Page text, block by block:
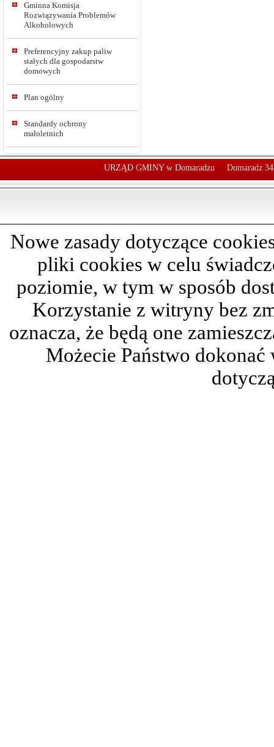
Gminna Komisja
Rozwiązywania Problemów
Alkoholowych
Preferencyjny zakup paliw
stałych dla gospodarstw
domowych
Plan ogólny
Standardy ochrony
małoletnich
URZĄD GMINY w Domaradzu Domaradz
Nowe zasady dotyczące
pliki cookies w celu
poziomie, w tym w sposób
Korzystanie z witryny bez
oznacza, że będą one
Możecie Państwo